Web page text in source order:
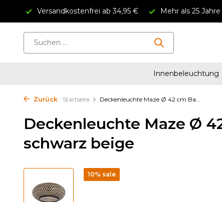
Versandkostenfrei ab 34,95 € Mehr als 25
Innenbeleuchtung
Zurück Startseite Deckenleuchte Maze Ø 42 cm Ba...
Deckenleuchte Maze Ø
schwarz beige
10% sale